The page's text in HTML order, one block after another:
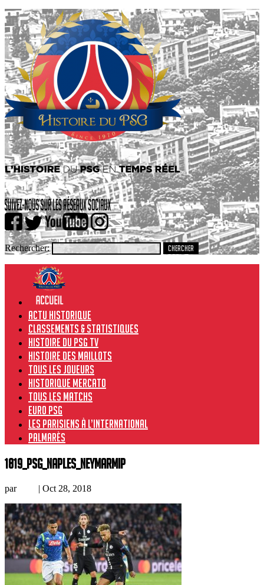
Rechercher:
Actu historique
Classements & Statistiques
Histoire du PSG TV
Histoire des maillots
Tous les joueurs
Historique Mercato
Tous les matchs
Euro PSG
Les Parisiens à l’international
Palmarès
1819_PSG_Naples_NeymarMIP
par | Oct 28, 2018